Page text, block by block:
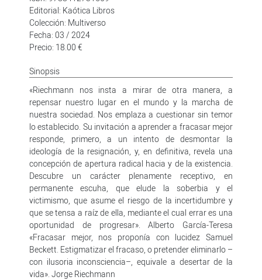
Editorial: Kaótica Libros
Colección: Multiverso
Fecha: 03 / 2024
Precio: 18.00 €
Sinopsis
«Riechmann nos insta a mirar de otra manera, a
repensar nuestro lugar en el mundo y la marcha de
nuestra sociedad. Nos emplaza a cuestionar sin temor
lo establecido. Su invitación a aprender a fracasar mejor
responde, primero, a un intento de desmontar la
ideología de la resignación, y, en definitiva, revela una
concepción de apertura radical hacia y de la existencia.
Descubre un carácter plenamente receptivo, en
permanente escuha, que elude la soberbia y el
victimismo, que asume el riesgo de la incertidumbre y
que se tensa a raíz de ella, mediante el cual errar es una
oportunidad de progresar». Alberto García-Teresa
«Fracasar mejor, nos proponía con lucidez Samuel
Beckett. Estigmatizar el fracaso, o pretender eliminarlo –
con ilusoria inconsciencia–, equivale a desertar de la
vida». Jorge Riechmann